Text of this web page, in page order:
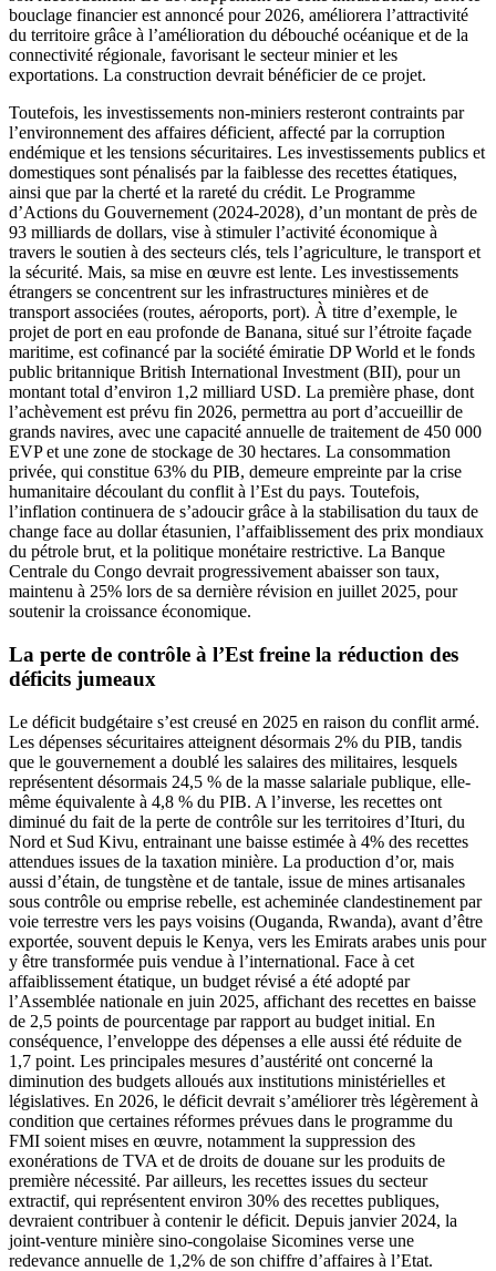
bouclage financier est annoncé pour 2026, améliorera l’attractivité
du territoire grâce à l’amélioration du débouché océanique et de la
connectivité régionale, favorisant le secteur minier et les
exportations. La construction devrait bénéficier de ce projet.
Toutefois, les investissements non-miniers resteront contraints par
l’environnement des affaires déficient, affecté par la corruption
endémique et les tensions sécuritaires. Les investissements publics et
domestiques sont pénalisés par la faiblesse des recettes étatiques,
ainsi que par la cherté et la rareté du crédit. Le Programme
d’Actions du Gouvernement (2024-2028), d’un montant de près de
93 milliards de dollars, vise à stimuler l’activité économique à
travers le soutien à des secteurs clés, tels l’agriculture, le transport et
la sécurité. Mais, sa mise en œuvre est lente. Les investissements
étrangers se concentrent sur les infrastructures minières et de
transport associées (routes, aéroports, port). À titre d’exemple, le
projet de port en eau profonde de Banana, situé sur l’étroite façade
maritime, est cofinancé par la société émiratie DP World et le fonds
public britannique British International Investment (BII), pour un
montant total d’environ 1,2 milliard USD. La première phase, dont
l’achèvement est prévu fin 2026, permettra au port d’accueillir de
grands navires, avec une capacité annuelle de traitement de 450 000
EVP et une zone de stockage de 30 hectares. La consommation
privée, qui constitue 63% du PIB, demeure empreinte par la crise
humanitaire découlant du conflit à l’Est du pays. Toutefois,
l’inflation continuera de s’adoucir grâce à la stabilisation du taux de
change face au dollar étasunien, l’affaiblissement des prix mondiaux
du pétrole brut, et la politique monétaire restrictive. La Banque
Centrale du Congo devrait progressivement abaisser son taux,
maintenu à 25% lors de sa dernière révision en juillet 2025, pour
soutenir la croissance économique.
La perte de contrôle à l’Est freine la réduction des
déficits jumeaux
Le déficit budgétaire s’est creusé en 2025 en raison du conflit armé.
Les dépenses sécuritaires atteignent désormais 2% du PIB, tandis
que le gouvernement a doublé les salaires des militaires, lesquels
représentent désormais 24,5 % de la masse salariale publique, elle-
même équivalente à 4,8 % du PIB. A l’inverse, les recettes ont
diminué du fait de la perte de contrôle sur les territoires d’Ituri, du
Nord et Sud Kivu, entrainant une baisse estimée à 4% des recettes
attendues issues de la taxation minière. La production d’or, mais
aussi d’étain, de tungstène et de tantale, issue de mines artisanales
sous contrôle ou emprise rebelle, est acheminée clandestinement par
voie terrestre vers les pays voisins (Ouganda, Rwanda), avant d’être
exportée, souvent depuis le Kenya, vers les Emirats arabes unis pour
y être transformée puis vendue à l’international. Face à cet
affaiblissement étatique, un budget révisé a été adopté par
l’Assemblée nationale en juin 2025, affichant des recettes en baisse
de 2,5 points de pourcentage par rapport au budget initial. En
conséquence, l’enveloppe des dépenses a elle aussi été réduite de
1,7 point. Les principales mesures d’austérité ont concerné la
diminution des budgets alloués aux institutions ministérielles et
législatives. En 2026, le déficit devrait s’améliorer très légèrement à
condition que certaines réformes prévues dans le programme du
FMI soient mises en œuvre, notamment la suppression des
exonérations de TVA et de droits de douane sur les produits de
première nécessité. Par ailleurs, les recettes issues du secteur
extractif, qui représentent environ 30% des recettes publiques,
devraient contribuer à contenir le déficit. Depuis janvier 2024, la
joint-venture minière sino-congolaise Sicomines verse une
redevance annuelle de 1,2% de son chiffre d’affaires à l’Etat.